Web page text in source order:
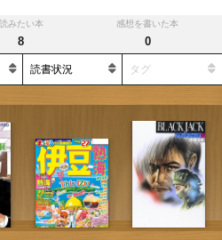
読みたい本
8
感想を書いた本
0